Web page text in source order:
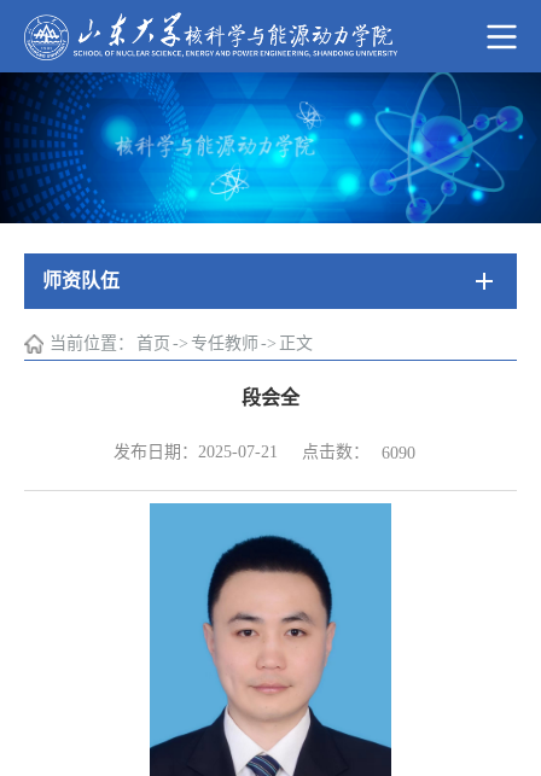
师资队伍
当前位置： 首页 -> 专任教师 -> 正文
段会全
发布日期：2025-07-21 点击数： 6090